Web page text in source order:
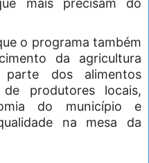
mais precisam do
o programa também
da agricultura
dos alimentos
produtores locais,
do município e
na mesa da